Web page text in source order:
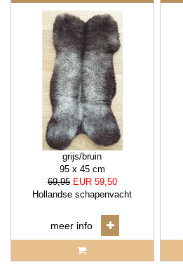
grijs/bruin
95 x 45 cm
69,95 EUR 59,50
Hollandse schapenvacht
meer info